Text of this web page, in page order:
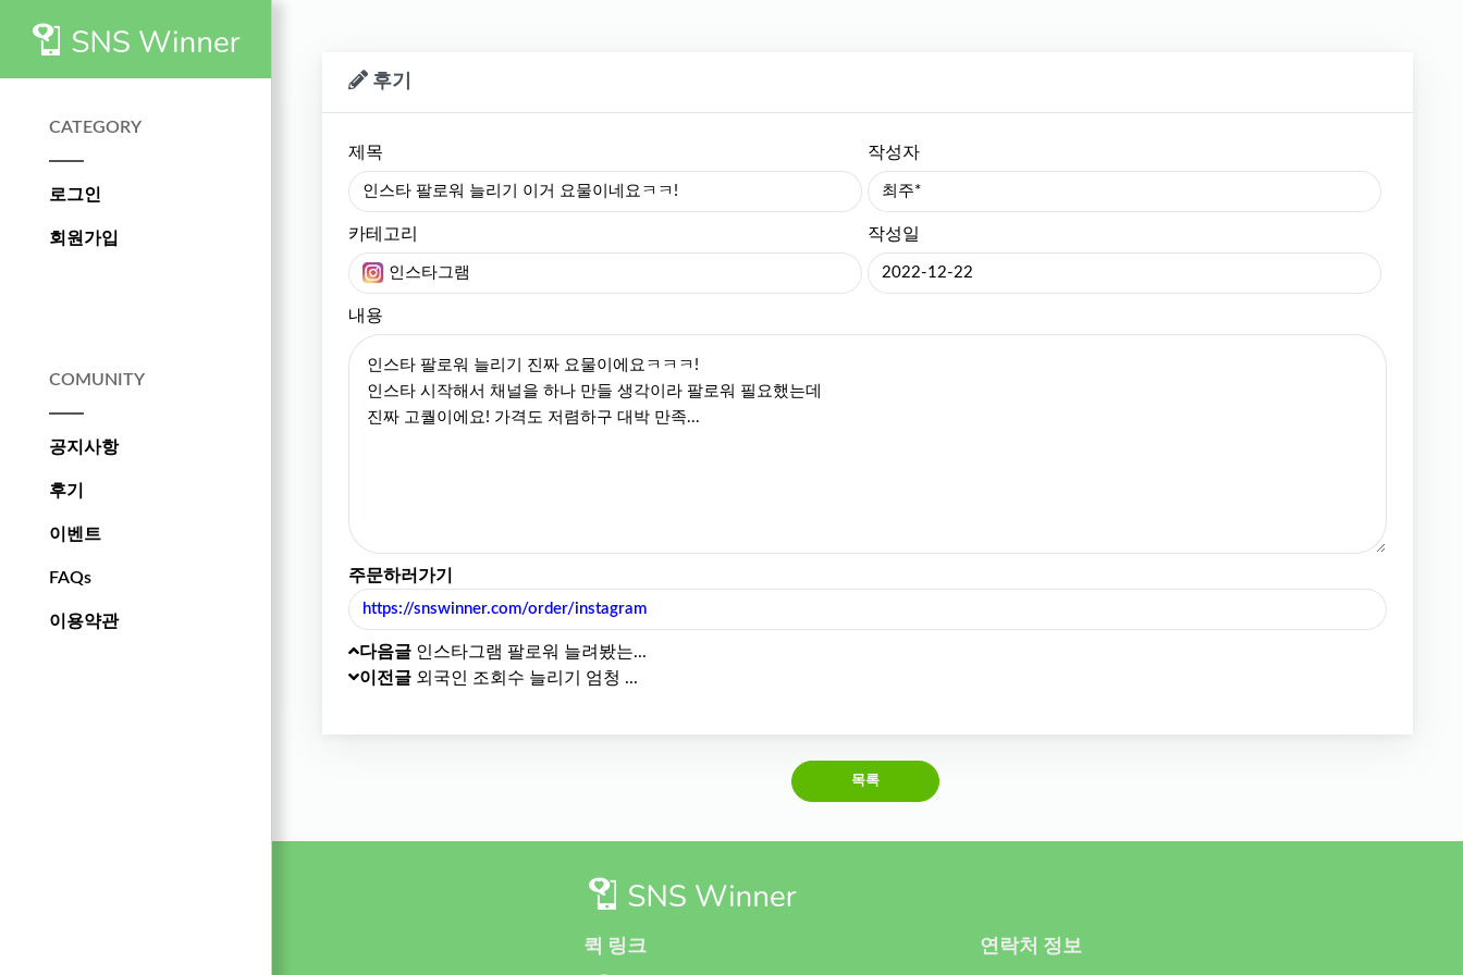
CATEGORY
로그인
회원가입
COMUNITY
공지사항
후기
이벤트
FAQs
이용약관
후기
제목
인스타 팔로워 늘리기 이거 요물이네요ㅋㅋ!
작성자
최주*
카테고리
인스타그램
작성일
2022-12-22
내용
주문하러가기
https://snswinner.com/order/instagram
다음글인스타그램 팔로워 늘려봤는...
이전글외국인 조회수 늘리기 엄청 ...
목록
퀵 링크 연락처 정보